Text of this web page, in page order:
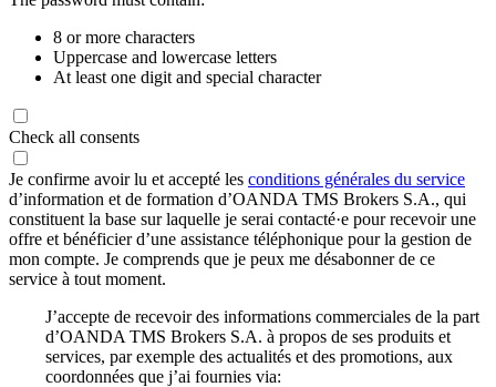
8 or more characters
Uppercase and lowercase letters
At least one digit and special character
Check all consents
Je confirme avoir lu et accepté les conditions générales du service
d’information et de formation d’OANDA TMS Brokers S.A., qui
constituent la base sur laquelle je serai contacté·e pour recevoir une
offre et bénéficier d’une assistance téléphonique pour la gestion de
mon compte. Je comprends que je peux me désabonner de ce
service à tout moment.
J’accepte de recevoir des informations commerciales de la part
d’OANDA TMS Brokers S.A. à propos de ses produits et
services, par exemple des actualités et des promotions, aux
coordonnées que j’ai fournies via: